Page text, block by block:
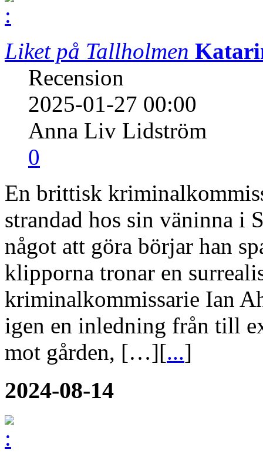
Liket på Tallholmen
Recension
2025-01-27 00:00
Anna Liv Lidström
0
En brittisk
strandad hos sin väninna i
något att göra börjar han
klipporna tronar en
kriminalkommissarie Ian
igen en inledning från till
mot gården, […][...]
2024-08-14